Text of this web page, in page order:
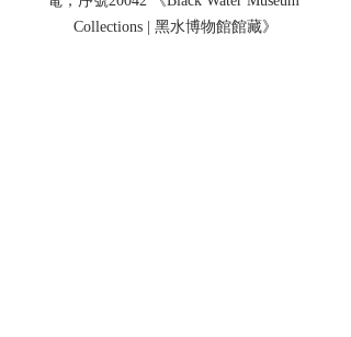
Collections | 黑水博物館館藏》